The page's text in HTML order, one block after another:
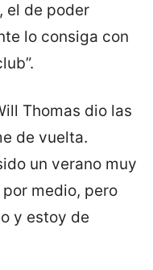
el de poder
lo consiga con
Thomas dio las
de vuelta.
un verano muy
medio, pero
y estoy de